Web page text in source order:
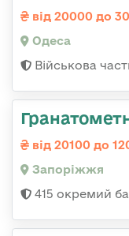
від 20000 до
Одеса
Військова
від 20100 до
Запоріжжя
415 окремий